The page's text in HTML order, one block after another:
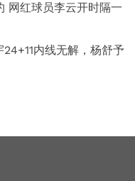
网红球员李云开时隔一
内线无解，杨舒予